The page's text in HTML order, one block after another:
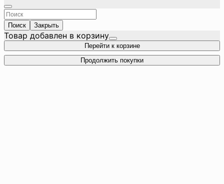
Поиск Закрыть
Товар добавлен в корзину
Перейти к корзине
Продолжить покупки